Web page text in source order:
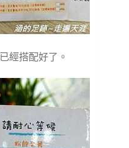
經搭配好了。